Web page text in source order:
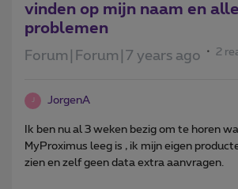
vinden op mijn naam en
problemen
Forum|Forum|7 years ago 2
J JorgenA
Ik ben nu al 3 weken bezig om te horen
MyProximus leeg is , ik mijn eigen
zien en zelf geen data extra aanvragen.